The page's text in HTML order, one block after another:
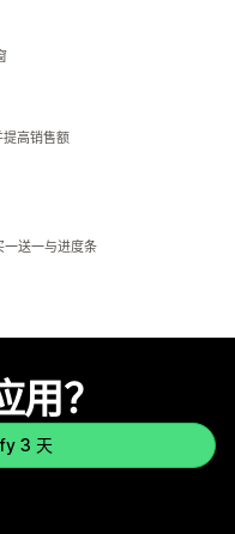
高销售额
一送一与进度条
用？
3 天